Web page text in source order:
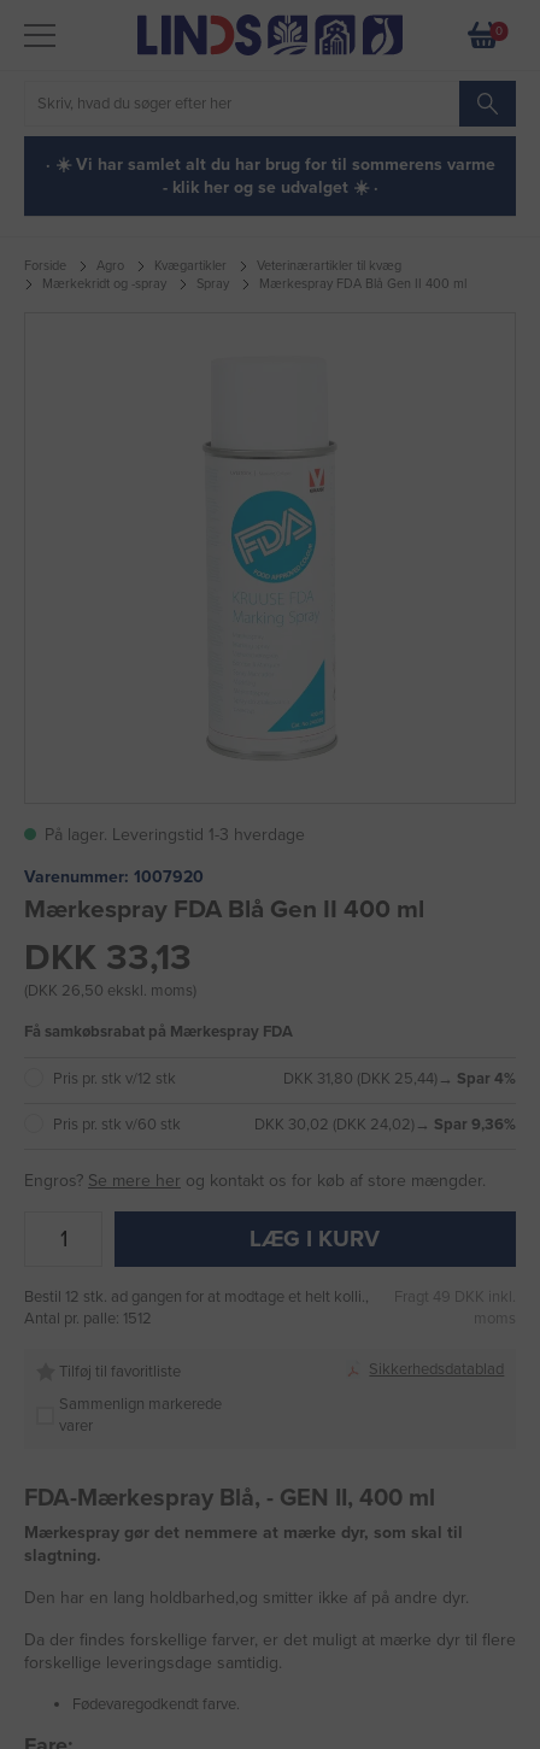
0
· ☀️ Vi har samlet alt du har brug for til sommerens varme
- klik her og se udvalget ☀️ ·
Forside Agro Kvægartikler
Veterinærartikler til kvæg
Mærkekridt og -spray
Spray Mærkespray FDA Blå Gen II 400 ml
På lager. Leveringstid 1-3 hverdage
Varenummer: 1007920
Mærkespray FDA Blå Gen II 400 ml
DKK 33,13
(DKK 26,50 ekskl. moms)
Få samkøbsrabat på Mærkespray FDA
Pris pr. stk v/12 stk DKK 31,80 (DKK 25,44) → Spar 4%
Pris pr. stk v/60 stk DKK 30,02 (DKK 24,02) → Spar 9,36%
Engros? Se mere her og kontakt os for køb af store mængder.
LÆG I KURV
Bestil 12 stk. ad gangen for at modtage et helt kolli.,
Antal pr. palle: 1512
Fragt 49 DKK inkl.
moms
Tilføj til favoritliste
Sammenlign markerede
varer
Sikkerhedsdatablad
FDA-Mærkespray Blå, - GEN II, 400 ml
Mærkespray gør det nemmere at mærke dyr, som skal til
slagtning.
Den har en lang holdbarhed,og smitter ikke af på andre dyr.
Da der findes forskellige farver, er det muligt at mærke dyr til flere
forskellige leveringsdage samtidig.
Fødevaregodkendt farve.